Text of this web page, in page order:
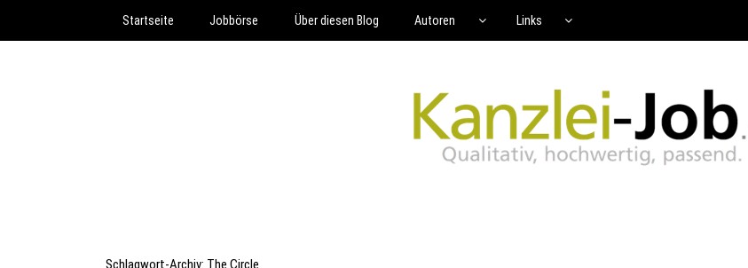
Startseite Jobbörse Über diesen Blog Autoren Links
Schlagwort-Archiv: The Circle